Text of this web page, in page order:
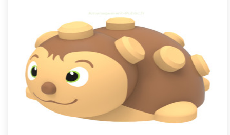
Hérisson 3D EPDM
Module 3D pour aires de jeux extérieurs inspiré des univers des
dessins animés et des bandes dessinées, le Hérisson EPDM se
d..
Offre partenaire